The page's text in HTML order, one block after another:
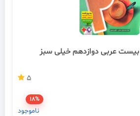
عربی دوازدهم خیلی سبز
5
18%
ناموجود